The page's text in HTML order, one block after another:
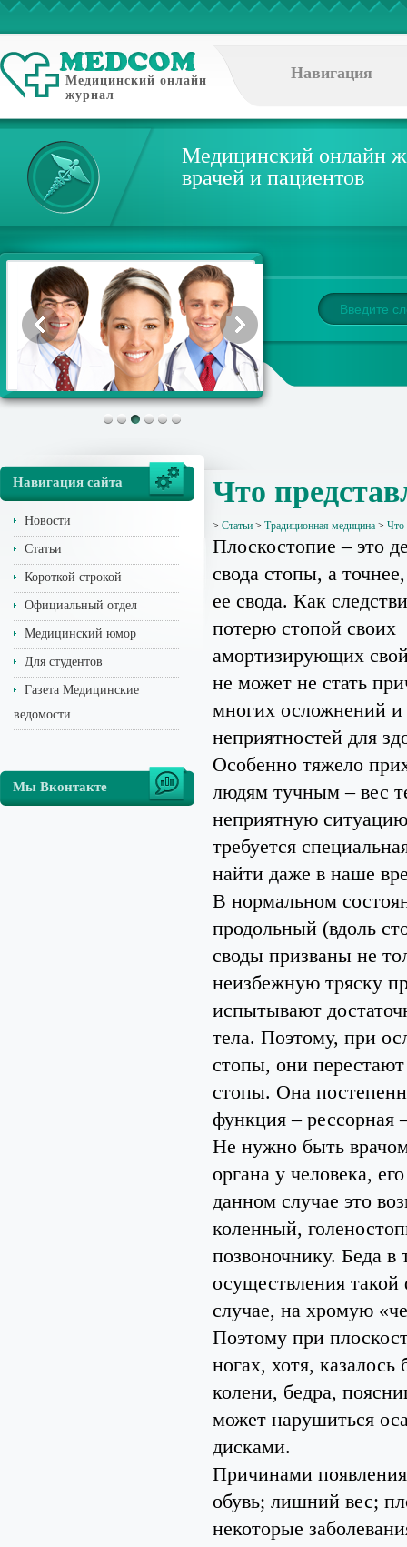
Медицинский онлайн
журнал
Навигация
Медицинский онлайн
врачей и пациентов
Навигация сайта
Новости
Статьи
Короткой строкой
Официальный отдел
Медицинский юмор
Для студентов
Газета Медицинские
ведомости
Мы Вконтакте
Что
> Статьи > Традиционная медицина > Что
Плоскостопие – это
свода стопы, а
ее свода. Как
потерю стопой своих
амортизирующих
не может не стать
многих осложнений и
неприятностей для
Особенно тяжело
людям тучным – вес
неприятную
требуется
найти даже в наше
В нормальном
продольный (вдоль
своды призваны не
неизбежную тряску
испытывают
тела. Поэтому, при
стопы, они
стопы. Она
функция – рессорная
Не нужно быть
органа у человека,
данном случае это
коленный,
позвоночнику. Беда в
осуществления
случае, на хромую
Поэтому при
ногах, хотя,
колени, бедра,
может нарушиться
дисками.
Причинами появления
обувь; лишний вес;
некоторые